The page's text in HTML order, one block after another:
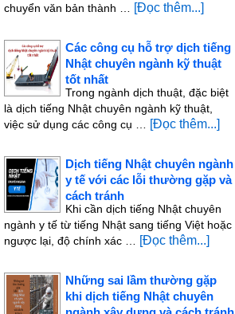
chuyển văn bản thành …
[Đọc thêm...]
Các công cụ hỗ trợ dịch tiếng
Nhật chuyên ngành kỹ thuật
tốt nhất
Trong ngành dịch thuật, đặc biệt
là dịch tiếng Nhật chuyên ngành kỹ thuật,
việc sử dụng các công cụ …
[Đọc thêm...]
Dịch tiếng Nhật chuyên ngành
y tế với các lỗi thường gặp và
cách tránh
Khi cần dịch tiếng Nhật chuyên
ngành y tế từ tiếng Nhật sang tiếng Việt hoặc
ngược lại, độ chính xác …
[Đọc thêm...]
Những sai lầm thường gặp
khi dịch tiếng Nhật chuyên